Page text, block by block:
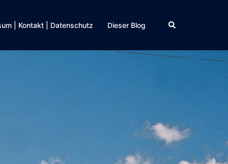
| Kontakt | Datenschutz Dieser Blog Suche